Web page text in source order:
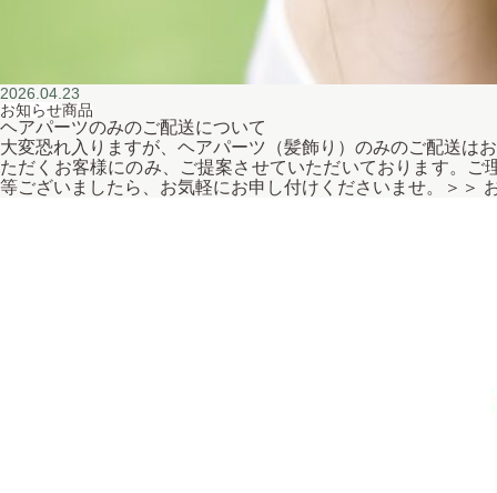
2026.04.23
お知らせ商品
ヘアパーツのみのご配送について
大変恐れ入りますが、ヘアパーツ（髪飾り）のみのご配送は
ただくお客様にのみ、ご提案させていただいております。
等ございましたら、お気軽にお申し付けくださいませ。＞＞